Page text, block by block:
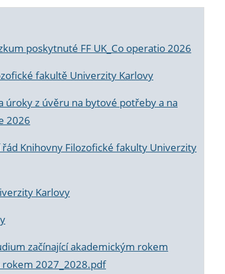
poskytnuté FF UK_Co operatio 2026
fakultě Univerzity Karlovy
úroky z úvěru na bytové potřeby a na
2026
Knihovny Filozofické fakulty Univerzity
Karlovy
začínající akademickým rokem
2027_2028.pdf